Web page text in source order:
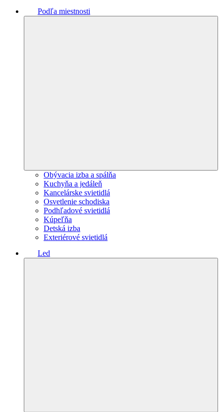
Podľa miestnosti
Obývacia izba a spálňa
Kuchyňa a jedáleň
Kancelárske svietidlá
Osvetlenie schodiska
Podhľadové svietidlá
Kúpeľňa
Detská izba
Exteriérové svietidlá
Led